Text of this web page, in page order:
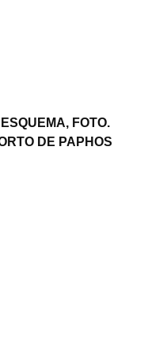
FOTO.
DE PAPHOS